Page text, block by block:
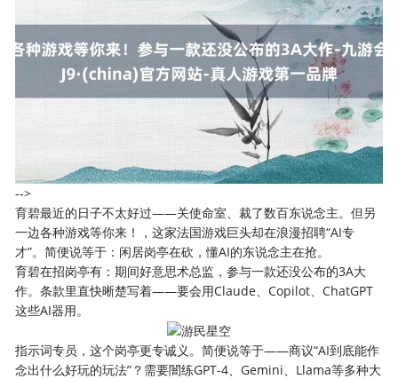
-->
育碧最近的日子不太好过——关使命室、裁了数百东说念主。但另
一边各种游戏等你来！，这家法国游戏巨头却在浪漫招聘“AI专
才”。简便说等于：闲居岗亭在砍，懂AI的东说念主在抢。
育碧在招岗亭有：期间好意思术总监，参与一款还没公布的3A大
作。条款里直快晰楚写着——要会用Claude、Copilot、ChatGPT
这些AI器用。
指示词专员，这个岗亭更专诚义。简便说等于——商议“AI到底能作
念出什么好玩的玩法”？需要闇练GPT-4、Gemini、Llama等多种大